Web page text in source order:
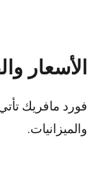
الأسعار
فورد مافريك
والميزانيات.